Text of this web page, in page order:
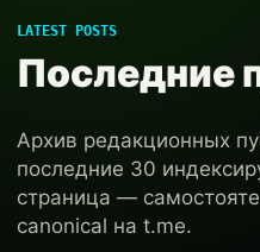
LATEST POSTS
Последние
Архив редакционных
последние 30
страница —
canonical на t.me.